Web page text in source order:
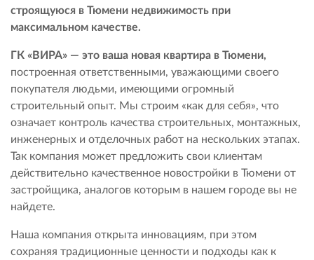
строящуюся в Тюмени недвижимость при
максимальном качестве.
ГК «ВИРА» — это ваша новая квартира в Тюмени,
построенная ответственными, уважающими своего
покупателя людьми, имеющими огромный
строительный опыт. Мы строим «как для себя», что
означает контроль качества строительных, монтажных,
инженерных и отделочных работ на нескольких этапах.
Так компания может предложить свои клиентам
действительно качественное новостройки в Тюмени от
застройщика, аналогов которым в нашем городе вы не
найдете.
Наша компания открыта инновациям, при этом
сохраняя традиционные ценности и подходы как к